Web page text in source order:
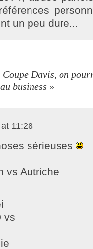
un peu dure...
Coupe Davis, on
business »
11:28
sérieuses
vs Autriche
vs